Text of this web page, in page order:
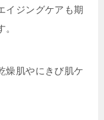
イジングケアも期
燥肌やにきび肌ケ